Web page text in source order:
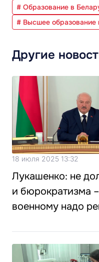
# Образование в
# Высшее образование
Другие
18 июля 2025 13:32
Лукашенко: не
и бюрократизма
военному надо